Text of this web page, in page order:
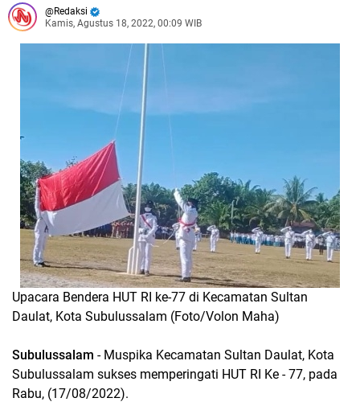
Redaksi
Kamis, Agustus 18, 2022, 00:09 WIB
Upacara Bendera HUT RI ke-77 di Kecamatan Sultan
Daulat, Kota Subulussalam (Foto/Volon Maha)
Subulussalam - Muspika Kecamatan Sultan Daulat, Kota
Subulussalam sukses memperingati HUT RI Ke - 77, pada
Rabu, (17/08/2022).